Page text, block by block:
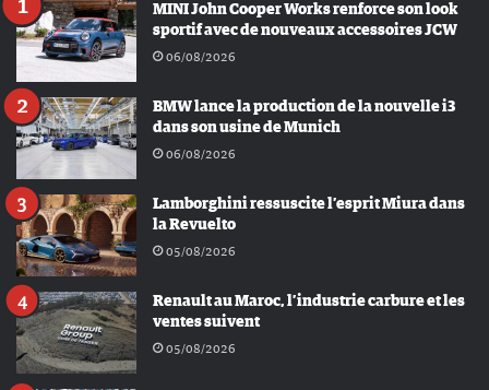
MINI John Cooper Works renforce son look
sportif avec de nouveaux accessoires JCW
06/08/2026
BMW lance la production de la nouvelle i3
dans son usine de Munich
06/08/2026
Lamborghini ressuscite l’esprit Miura dans
la Revuelto
05/08/2026
Renault au Maroc, l’industrie carbure et les
ventes suivent
05/08/2026